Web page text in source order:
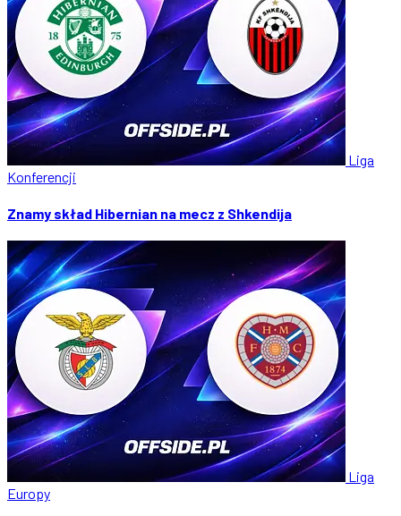
Liga
Konferencji
Znamy skład Hibernian na mecz z Shkendija
Liga
Europy